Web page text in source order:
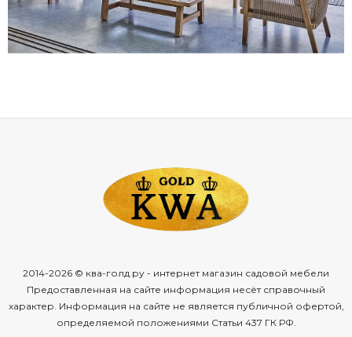
благородные оттенкиакациидобавляютинтерьеру
теплоты иуюта;
высокаяпрочность— акацияотноситсяктвёрдым
долговечность— приправильномуходемебель
— подходитдля
террас, верандипомещений
гниению— естественные
формы — мало
растрескиванию икороблениюпри перепадах
температур;
2014-2026 © ква-голд.ру - интернет магазин садовой мебели
Предоставленная на сайте информация несёт справочный
характер. Информация на сайте не является публичной офертой,
определяемой положениями Статьи 437 ГК РФ.